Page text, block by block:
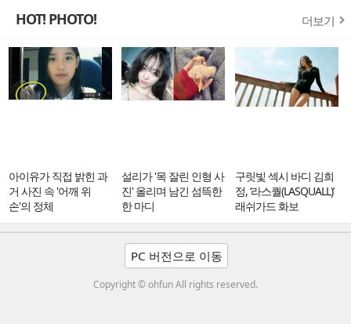
HOT! PHOTO! 더보기
아이유가 직접 밝힌 과
거 사진 속 '어깨 위
손'의 정체
설리가 '목 잘린 인형 사
진' 올리며 남긴 섬뜩한
한 마디
구릿빛 섹시 바디 김희
정, ‘라스퀄(LASQUALL)’
래쉬가드 화보
PC 버전으로 이동
Copyright © ohfun All rights reserved.